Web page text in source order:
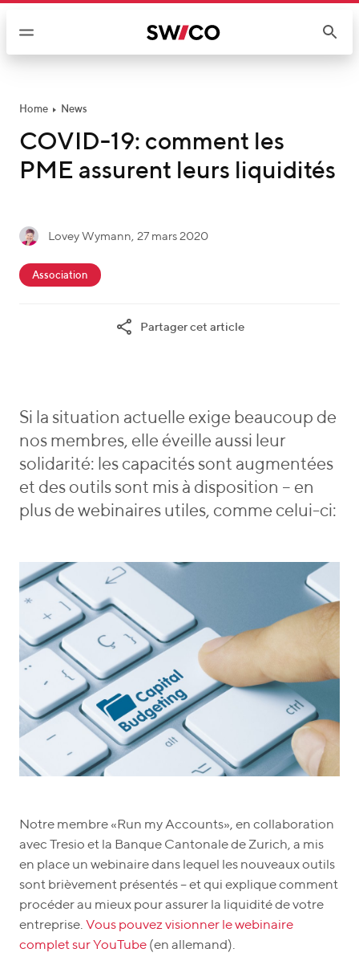
Home News
COVID-19: comment les
PME assurent leurs liquidités
é
ro
a
n
Lovey Wymann 27 mars 2020
c
i
e
Association
Partager cet article
Si la situation actuelle exige beaucoup de
nos membres, elle éveille aussi leur
solidarité: les capacités sont augmentées
et des outils sont mis à disposition – en
plus de webinaires utiles, comme celui-ci:
Notre membre «Run my Accounts», en collaboration
avec Tresio et la Banque Cantonale de Zurich, a mis
en place un webinaire dans lequel les nouveaux outils
sont brièvement présentés – et qui explique comment
procéder au mieux pour assurer la liquidité de votre
entreprise. Vous pouvez visionner le webinaire
complet sur YouTube (en allemand).